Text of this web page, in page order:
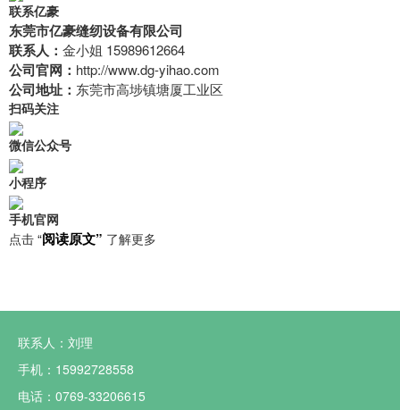
联系亿豪
东莞市亿豪缝纫设备有限公司
联系人： 金小姐 15989612664
公司官网： http://www.dg-yihao.com
公司地址： 东莞市高埗镇塘厦工业区
扫码关注
微信公众号
小程序
手机官网
点击 “阅读原文” 了解更多
联系人：刘理
手机：15992728558
电话：0769-33206615